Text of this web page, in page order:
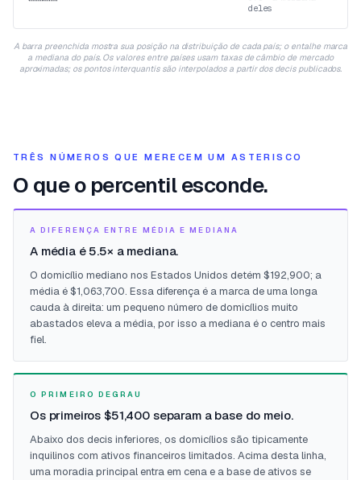
deles
A barra preenchida mostra sua posição na distribuição de cada país; o entalhe marca
a mediana do país. Os valores entre países usam taxas de câmbio de mercado
aproximadas; os pontos interquantis são interpolados a partir dos decis publicados.
TRÊS NÚMEROS QUE MERECEM UM ASTERISCO
O que o percentil esconde.
A DIFERENÇA ENTRE MÉDIA E MEDIANA
A média é 5.5× a mediana.
O domicílio mediano nos Estados Unidos detém $192,900; a
média é $1,063,700. Essa diferença é a marca de uma longa
cauda à direita: um pequeno número de domicílios muito
abastados eleva a média, por isso a mediana é o centro mais
fiel.
O PRIMEIRO DEGRAU
Os primeiros $51,400 separam a base do meio.
Abaixo dos decis inferiores, os domicílios são tipicamente
inquilinos com ativos financeiros limitados. Acima desta linha,
uma moradia principal entra em cena e a base de ativos se